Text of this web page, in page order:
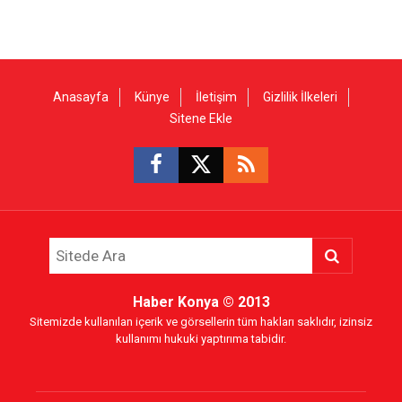
Anasayfa Künye İletişim
Gizlilik İlkeleri
Sitene Ekle
Haber Konya© 2013
Sitemizde kullanılan içerik ve görsellerin tüm hakları saklıdır, izinsiz
kullanımı hukuki yaptırıma tabidir.